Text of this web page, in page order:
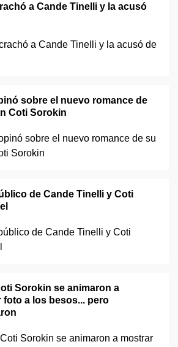
a Cande Tinelli y la acusó
sobre el nuevo romance de
Coti Sorokin
de Cande Tinelli y Coti
Sorokin se animaron a
foto a los besos... pero